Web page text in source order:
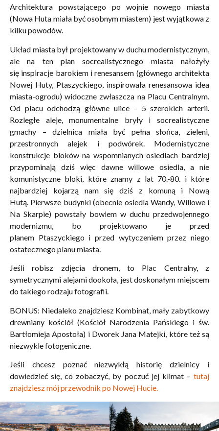
Architektura powstającego po wojnie nowego miasta
(Nowa Huta miała być osobnym miastem) jest wyjątkowa z
kilku powodów.
Układ miasta był projektowany w duchu modernistycznym,
ale na ten plan socrealistycznego miasta nałożyły
się inspiracje barokiem i renesansem (głównego architekta
Nowej Huty, Ptaszyckiego, inspirowała renesansowa idea
miasta-ogrodu) widoczne zwłaszcza na Placu Centralnym.
Od placu odchodzą główne ulice – 5 szerokich arterii.
Rozległe aleje, monumentalne bryły i socrealistyczne
gmachy – dzielnica miała być pełna słońca, zieleni,
przestronnych alejek i podwórek. Modernistyczne
konstrukcje bloków na wspomnianych osiedlach bardziej
przypominają dziś więc dawne willowe osiedla, a nie
komunistyczne bloki, które znamy z lat 70.-80. i które
najbardziej kojarzą nam się dziś z komuną i Nową
Hutą. Pierwsze budynki (obecnie osiedla Wandy, Willowe i
Na Skarpie) powstały bowiem w duchu przedwojennego
modernizmu, bo projektowano je przed
planem Ptaszyckiego i przed wytyczeniem przez niego
ostatecznego planu miasta.
Jeśli robisz zdjęcia dronem, to Plac Centralny, z
symetrycznymi alejami dookoła, jest doskonałym miejscem
do takiego rodzaju fotografii.
BONUS: Niedaleko znajdziesz Kombinat, mały zabytkowy
drewniany kościół (Kościół Narodzenia Pańskiego i św.
Bartłomieja Apostoła) i Dworek Jana Matejki, które też są
niezwykle fotogeniczne.
Jeśli chcesz poznać niezwykłą historię dzielnicy i
dowiedzieć się, co zobaczyć, by poczuć jej klimat – tutaj
znajdziesz mój przewodnik po Nowej Hucie.